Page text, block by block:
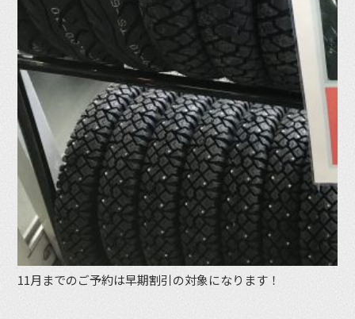
11月までのご予約は早期割引の対象になります！